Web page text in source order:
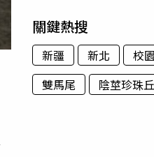
關鍵熱搜
新疆 新北
校
雙馬尾
陰莖珍珠